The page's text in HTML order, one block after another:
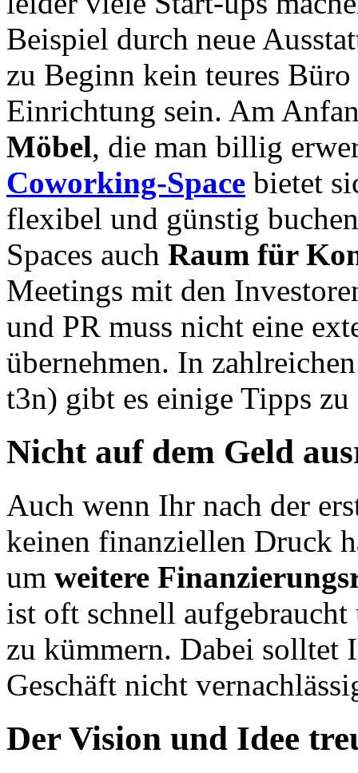
Beispiel durch neue
zu Beginn kein teures
Einrichtung sein. Am
Möbel, die man billig
Coworking-Space bietet
flexibel und günstig
Spaces auch Raum für
Meetings mit den
und PR muss nicht eine
übernehmen. In
t3n) gibt es einige Tipps
Nicht auf dem Geld
Auch wenn Ihr nach der
keinen finanziellen Druck
um weitere
ist oft schnell
zu kümmern. Dabei solltet
Geschäft nicht
Der Vision und Idee